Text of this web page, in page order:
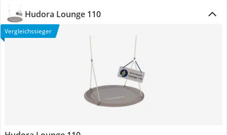
Hudora Lounge 110
Vergleichssieger